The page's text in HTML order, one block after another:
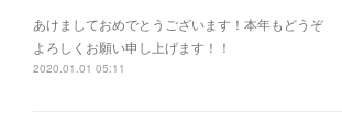
あけましておめでとうございます！本年もどうぞ
よろしくお願い申し上げます！！
2020.01.01 05:11